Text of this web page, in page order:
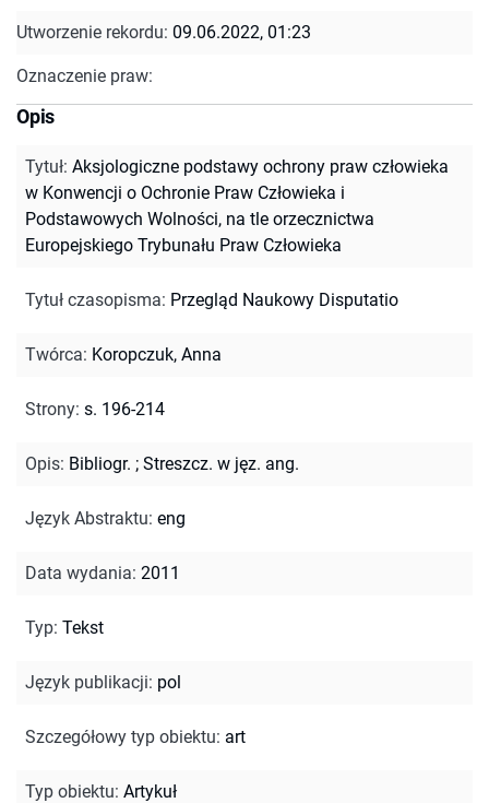
Utworzenie rekordu: 09.06.2022, 01:23
Oznaczenie praw:
Opis
Tytuł: Aksjologiczne podstawy ochrony praw człowieka
w Konwencji o Ochronie Praw Człowieka i
Podstawowych Wolności, na tle orzecznictwa
Europejskiego Trybunału Praw Człowieka
Tytuł czasopisma: Przegląd Naukowy Disputatio
Twórca: Koropczuk, Anna
Strony: s. 196-214
Opis: Bibliogr. ; Streszcz. w jęz. ang.
Język Abstraktu: eng
Data wydania: 2011
Typ: Tekst
Język publikacji: pol
Szczegółowy typ obiektu: art
Typ obiektu: Artykuł